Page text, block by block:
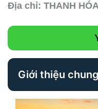
Địa chỉ: THANH
Giới thiệu chung